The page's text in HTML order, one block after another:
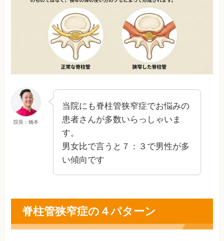
院長：橋本
当院にも脊柱管狭窄症でお悩みの
患者さんが多数いらっしゃいま
す。
男女比で言うと７：３で男性が多
い傾向です
脊柱管狭窄症の４パターン